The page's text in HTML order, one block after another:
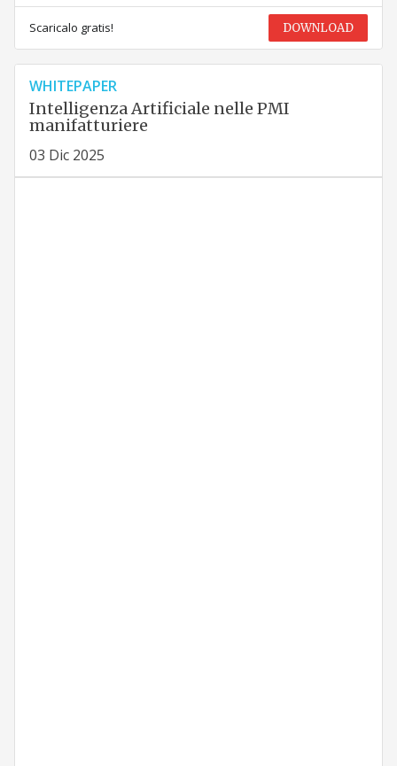
Scaricalo gratis! DOWNLOAD
WHITEPAPER
Intelligenza Artificiale nelle PMI
manifatturiere
03 Dic 2025